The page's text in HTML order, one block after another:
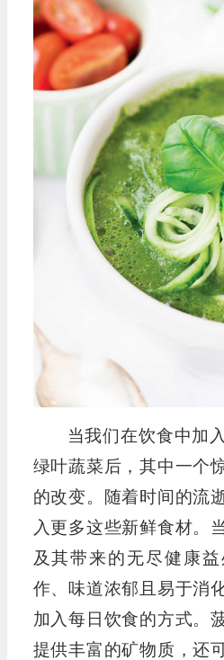
当我们在饮食中加
绿叶蔬菜后，其中一个
的改变。随着时间的流
入更多这些新鲜食材。
及其带来的无尽健康
作、味道浓郁且易于消
加入每日饮食的方式。
提供丰富的矿物质，还